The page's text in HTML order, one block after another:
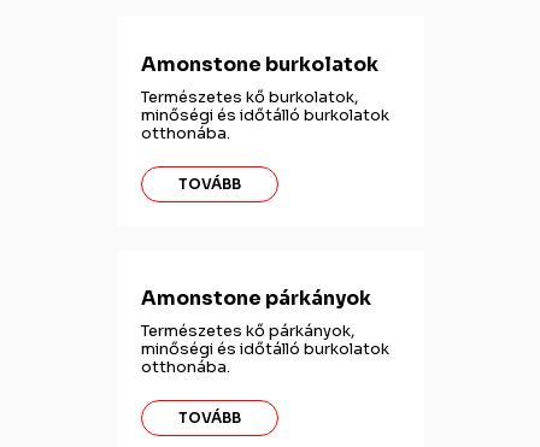
Amonstone burkolatok
Természetes kő burkolatok,
minőségi és időtálló burkolatok
otthonába.
TOVÁBB
Amonstone párkányok
Természetes kő párkányok,
minőségi és időtálló burkolatok
otthonába.
TOVÁBB